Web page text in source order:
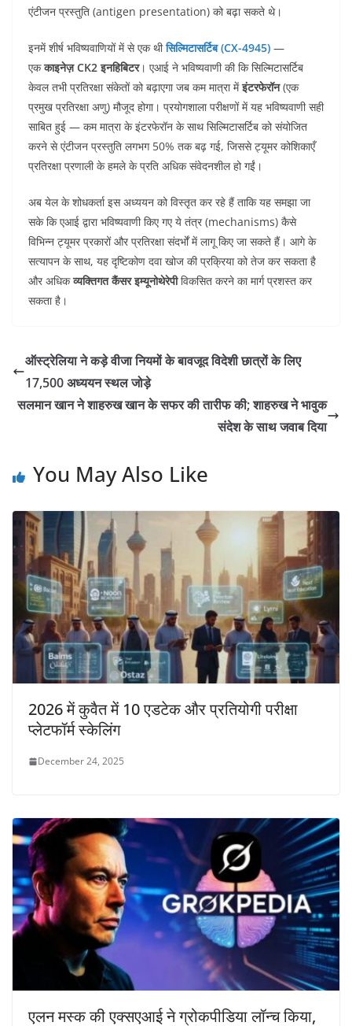
एंटीजन प्रस्तुति (antigen presentation) को बढ़ा सकते थे।
इनमें शीर्ष भविष्यवाणियों में से एक थी सिल्मिटासर्टिब (CX-4945) —
एककाइनेज़ CK2 इनहिबिटर। एआई ने भविष्यवाणी की कि सिल्मिटासर्टिब
केवल तभी प्रतिरक्षा संकेतों को बढ़ाएगा जब कम मात्रा मेंइंटरफेरॉन(एक
प्रमुख प्रतिरक्षा अणु) मौजूद होगा। प्रयोगशाला परीक्षणों में यह भविष्यवाणी सही
साबित हुई — कम मात्रा के इंटरफेरॉन के साथ सिल्मिटासर्टिब को संयोजित
करने से एंटीजन प्रस्तुति लगभग 50% तक बढ़ गई, जिससे ट्यूमर कोशिकाएँ
प्रतिरक्षा प्रणाली के हमले के प्रति अधिक संवेदनशील हो गईं।
अब येल के शोधकर्ता इस अध्ययन को विस्तृत कर रहे हैं ताकि यह समझा जा
सके कि एआई द्वारा भविष्यवाणी किए गए ये तंत्र (mechanisms) कैसे
विभिन्न ट्यूमर प्रकारों और प्रतिरक्षा संदर्भों में लागू किए जा सकते हैं। आगे के
सत्यापन के साथ, यह दृष्टिकोण दवा खोज की प्रक्रिया को तेज कर सकता है
और अधिकव्यक्तिगत कैंसर इम्यूनोथेरेपीविकसित करने का मार्ग प्रशस्त कर
सकता है।
ऑस्ट्रेलिया ने कड़े वीजा नियमों के बावजूद विदेशी छात्रों के लिए
17,500 अध्ययन स्थल जोड़े
सलमान खान ने शाहरुख खान के सफर की तारीफ की; शाहरुख ने भावुक
संदेश के साथ जवाब दिया
You May Also Like
2026 में कुवैत में 10 एडटेक और प्रतियोगी परीक्षा
प्लेटफॉर्म स्केलिंग
December 24, 2025
एलन मस्क की एक्सएआई ने ग्रोकपीडिया लॉन्च किया,